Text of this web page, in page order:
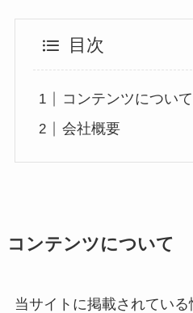
目次
コンテンツについて
会社概要
コンテンツについて
当サイトに掲載されてい